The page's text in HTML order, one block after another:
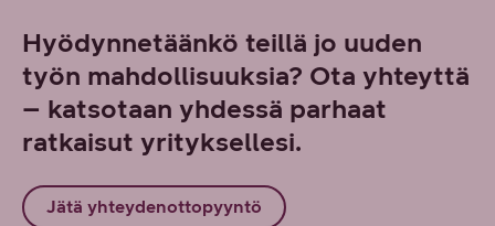
Hyödynnetäänkö teillä jo uuden
työn mahdollisuuksia? Ota yhteyttä
– katsotaan yhdessä parhaat
ratkaisut yrityksellesi.
Jätä yhteydenottopyyntö